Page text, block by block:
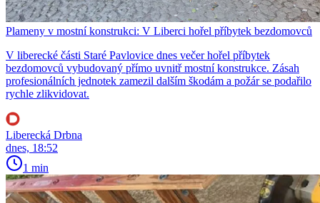
Plameny v mostní konstrukci: V Liberci hořel příbytek bezdomovců
V liberecké části Staré Pavlovice dnes večer hořel příbytek
bezdomovců vybudovaný přímo uvnitř mostní konstrukce. Zásah
profesionálních jednotek zamezil dalším škodám a požár se podařilo
rychle zlikvidovat.
Liberecká Drbna
dnes, 18:52
1 min